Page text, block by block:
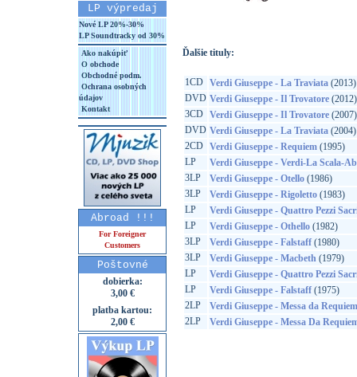
LP výpredaj
Nové LP 20%-30%
LP Soundtracky od 30%
Ako nakúpiť
O obchode
Obchodné podm.
Ochrana osobných
údajov
Kontakt
Abroad !!!
For Foreigner
Customers
Poštovné
dobierka:
3,00 €
platba kartou:
2,00 €
Ďalšie tituly:
1CD Verdi Giuseppe - La Traviata(2013)
DVD Verdi Giuseppe - Il Trovatore(2012)
3CD
Verdi Giuseppe - Il Trovatore(2007)
DVD Verdi Giuseppe - La Traviata(2004)
2CD
Verdi Giuseppe - Requiem(1995)
LP
Verdi Giuseppe - Verdi-La Scala-
3LP
Verdi Giuseppe - Otello(1986)
3LP
Verdi Giuseppe - Rigoletto(1983)
LP
Verdi Giuseppe - Quattro Pezzi
LP
Verdi Giuseppe - Othello(1982)
3LP
Verdi Giuseppe - Falstaff(1980)
3LP
Verdi Giuseppe - Macbeth(1979)
LP
Verdi Giuseppe - Quattro Pezzi
LP
Verdi Giuseppe - Falstaff(1975)
2LP
Verdi Giuseppe - Messa da Requiem
2LP
Verdi Giuseppe - Messa Da